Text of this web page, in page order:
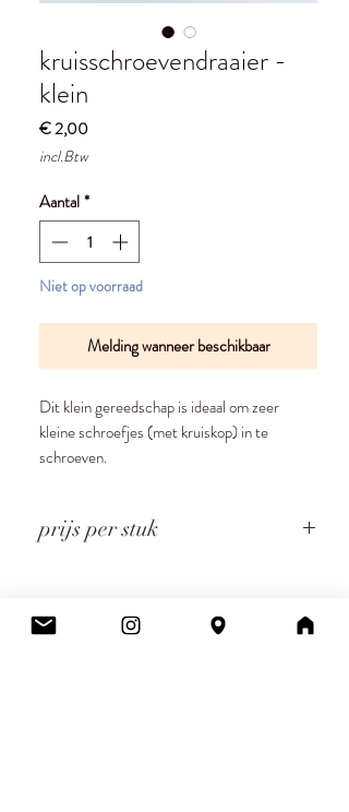
kruisschroevendraaier -
klein
€ 2,00Prijs
incl.Btw
Aantal*
Niet op voorraad
Melding wanneer beschikbaar
Dit klein gereedschap is ideaal om zeer
kleine schroefjes (met kruiskop) in te
schroeven.
prijs per stuk
Cee.